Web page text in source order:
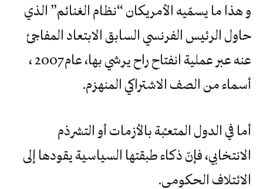
‬أسماء‮ ‬من‮ ‬الصف‮ ‬الاشتراكي‮ ‬المنهزم‮.‬
أما‮ ‬في‮ ‬الدول‮ ‬المتعـْبة‮ ‬بالأزمات‮ ‬أو‮ ‬التشرذم‮
‬الانتخابي،‮ ‬فإنّ‮ ‬ذكاء‮ ‬طبقتها‮ ‬السياسية‮ ‬يقودها‮ ‬إلى‮
‬الائتلاف‮ ‬الحكومي‮.‬